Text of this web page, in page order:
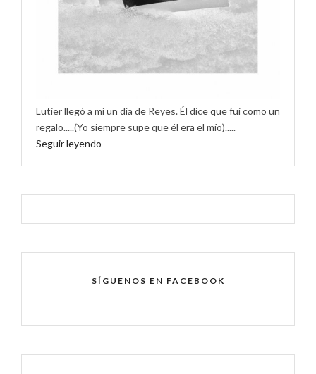
Lutier llegó a mí un día de Reyes. Él dice que fui como un
regalo.....(Yo siempre supe que él era el mío).....
Seguir leyendo
SÍGUENOS EN FACEBOOK